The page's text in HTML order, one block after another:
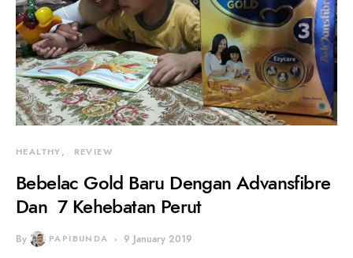
HEALTHY REVIEW
Bebelac Gold Baru Dengan Advansfibre
Dan 7 Kehebatan Perut
By PAPIBUNDA 9 January 2019